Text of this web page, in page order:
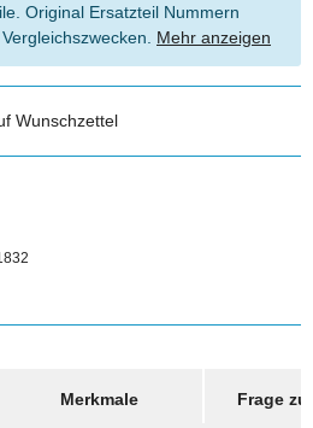
Original Ersatzteil Nummern
Mehr anzeigen
Wunschzettel
Merkmale Frage